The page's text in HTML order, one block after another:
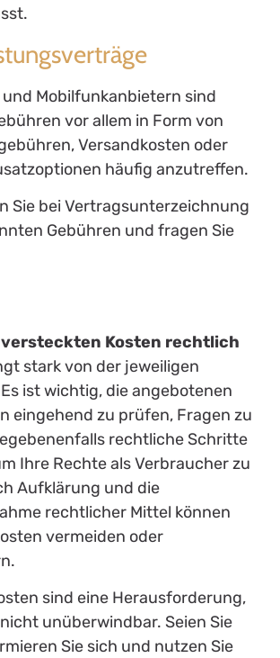
Mobilfunkanbietern sind
vor allem in Form von
Versandkosten oder
häufig anzutreffen.
Sie bei Vertragsunterzeichnung
Gebühren und fragen Sie
versteckten Kosten rechtlich
stark von der jeweiligen
ist wichtig, die angebotenen
eingehend zu prüfen, Fragen zu
rechtliche Schritte
Ihre Rechte als Verbraucher zu
Aufklärung und die
rechtlicher Mittel können
vermeiden oder
sind eine Herausforderung,
unüberwindbar. Seien Sie
Sie sich und nutzen Sie